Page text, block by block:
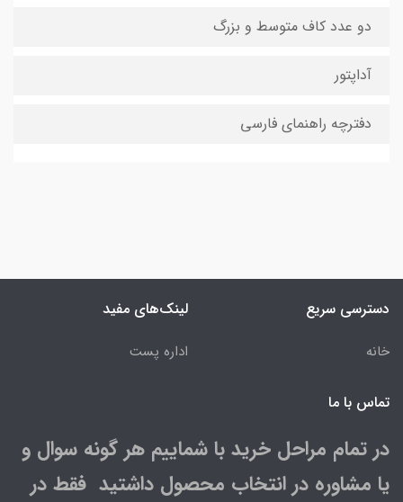
دو عدد کاف متوسط و بزرگ
آداپتور
دفترچه راهنمای فارسی
دسترسی سریع
خانه
لینک‌های مفید
اداره پست
تماس با ما
در تمام مراحل خرید با شماییم هر گونه سوال و
یا مشاوره در انتخاب محصول داشتید فقط در